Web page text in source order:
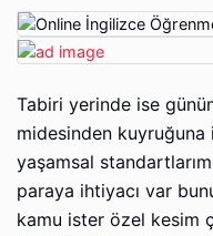
Tabiri yerinde ise
midesinden
yaşamsal
paraya ihtiyacı var
kamu ister özel kesim